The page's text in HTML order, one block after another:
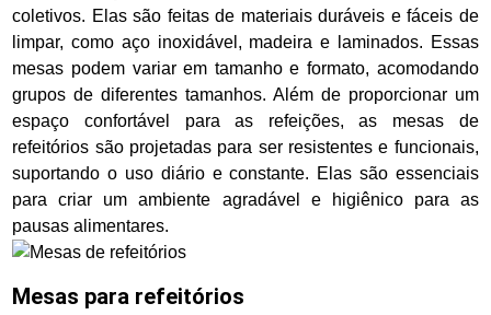
coletivos. Elas são feitas de materiais duráveis e fáceis de
limpar, como aço inoxidável, madeira e laminados. Essas
mesas podem variar em tamanho e formato, acomodando
grupos de diferentes tamanhos. Além de proporcionar um
espaço confortável para as refeições, as mesas de
refeitórios são projetadas para ser resistentes e funcionais,
suportando o uso diário e constante. Elas são essenciais
para criar um ambiente agradável e higiênico para as
pausas alimentares.
Mesas para refeitórios